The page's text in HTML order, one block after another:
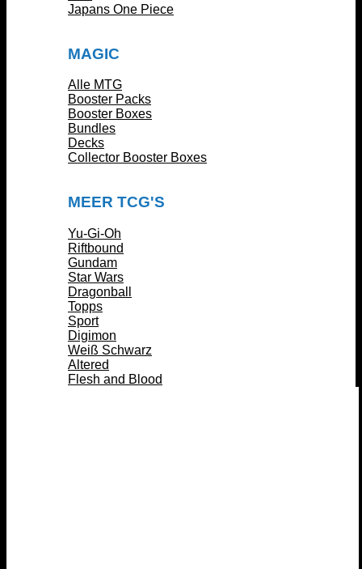
Japans One Piece
MAGIC
Alle MTG
Booster Packs
Booster Boxes
Bundles
Decks
Collector Booster Boxes
MEER TCG'S
Yu-Gi-Oh
Riftbound
Gundam
Star Wars
Dragonball
Topps
Sport
Digimon
Weiß Schwarz
Altered
Flesh and Blood